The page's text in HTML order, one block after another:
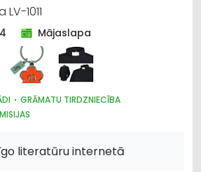
1011
Mājaslapa
GRĀMATU TIRDZNIECĪBA
literatūru internetā